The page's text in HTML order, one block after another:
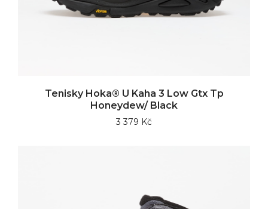
Tenisky Hoka® U Kaha 3 Low Gtx Tp
Honeydew/ Black
3 379 Kč